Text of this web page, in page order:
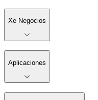
Xe Negocios
Aplicaciones